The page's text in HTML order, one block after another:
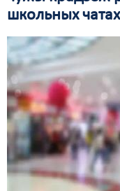
школьных чатах